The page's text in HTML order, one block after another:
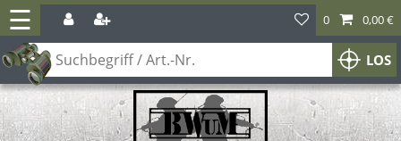
☰
LOS
0 0,00 €